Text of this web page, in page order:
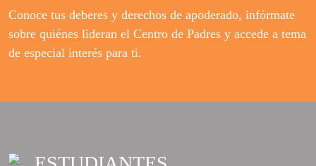
Conoce tus deberes y derechos de apoderado, infórmate
sobre quiénes lideran el Centro de Padres y accede a tema
de especial interés para ti.